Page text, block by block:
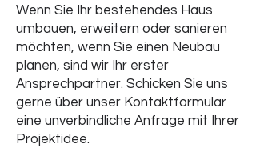
Wenn Sie Ihr bestehendes Haus
umbauen, erweitern oder sanieren
möchten, wenn Sie einen Neubau
planen, sind wir Ihr erster
Ansprechpartner. Schicken Sie uns
gerne über unser Kontaktformular
eine unverbindliche Anfrage mit Ihrer
Projektidee.